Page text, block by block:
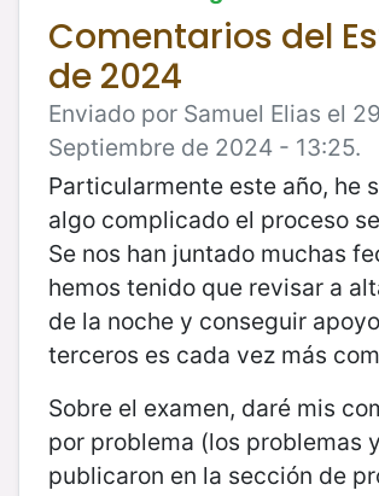
Comentarios del
de 2024
Enviado por Samuel Elias el
Septiembre de 2024 - 13:25.
Particularmente este año, he
algo complicado el proceso
Se nos han juntado muchas
hemos tenido que revisar a
de la noche y conseguir
terceros es cada vez más
Sobre el examen, daré mis
por problema (los problemas
publicaron en la sección de